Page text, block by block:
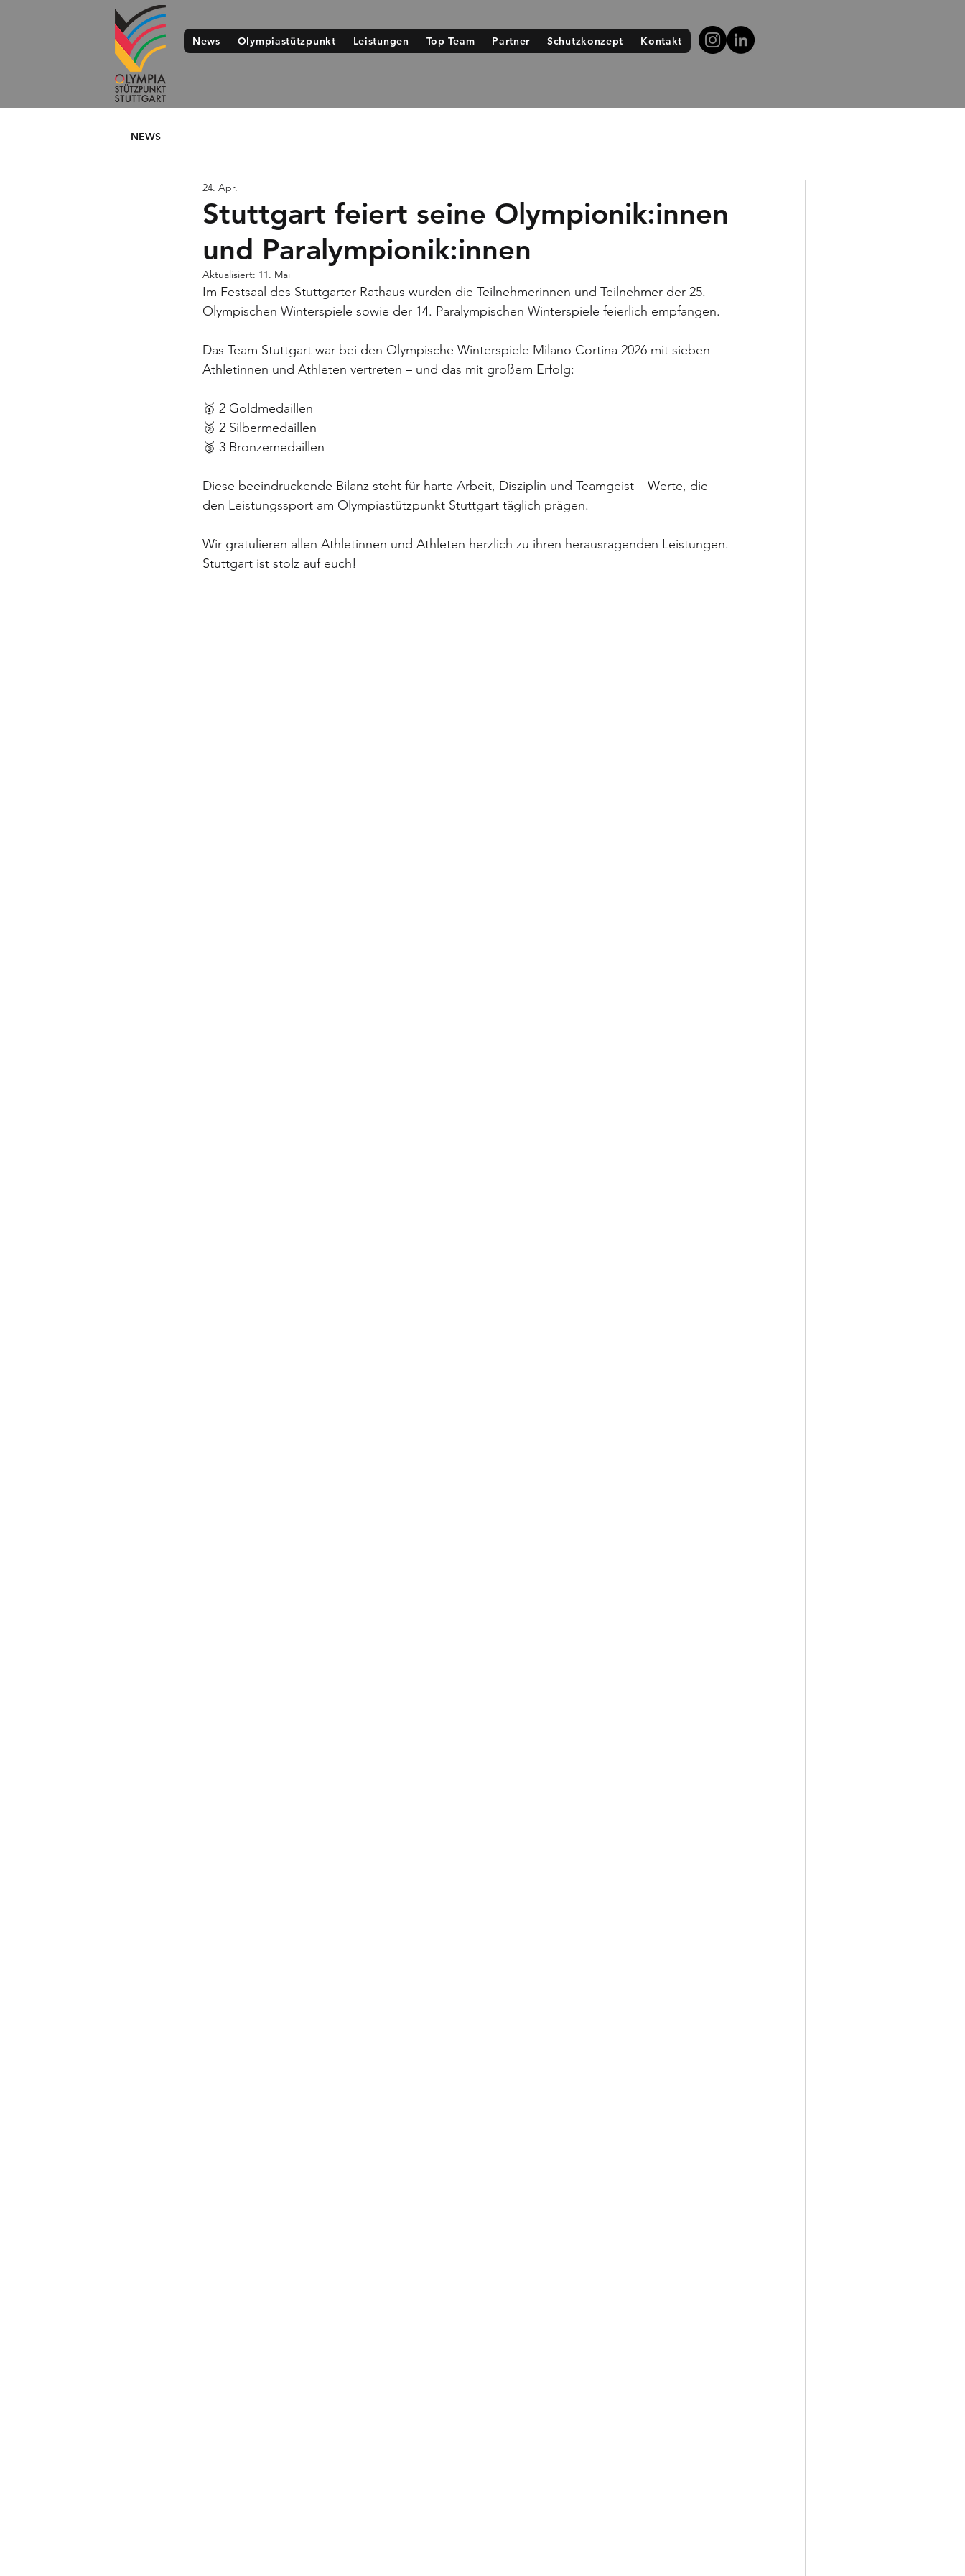
News Olympiastützpunkt Leistungen Top Team Partner Schutzkonzept Kontakt
NEWS
Stuttgart feiert seine Olympionik:innen
und Paralympionik:innen
24. Apr.
Aktualisiert: 11. Mai
Im Festsaal des Stuttgarter Rathaus wurden die Teilnehmerinnen und Teilnehmer der 25.
Olympischen Winterspiele sowie der 14. Paralympischen Winterspiele feierlich empfangen.
Das Team Stuttgart war bei den Olympische Winterspiele Milano Cortina 2026 mit sieben
Athletinnen und Athleten vertreten – und das mit großem Erfolg:
🥇 2 Goldmedaillen
🥈 2 Silbermedaillen
🥉 3 Bronzemedaillen
Diese beeindruckende Bilanz steht für harte Arbeit, Disziplin und Teamgeist – Werte, die
den Leistungssport am Olympiastützpunkt Stuttgart täglich prägen.
Wir gratulieren allen Athletinnen und Athleten herzlich zu ihren herausragenden Leistungen.
Stuttgart ist stolz auf euch!